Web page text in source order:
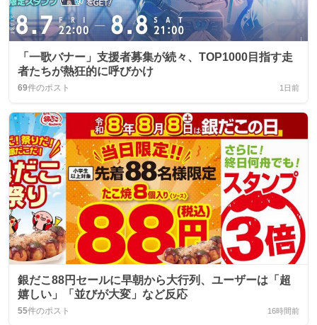
「一歌バナー」支援者募集が続々、TOP1000目指す走
者たちが熱狂的に呼びかけ
69件のポスト 1日前
銀だこ88円セールに早朝から大行列、ユーザーは「超
嬉しい」「並びが大変」など反応
55件のポスト 16時間前